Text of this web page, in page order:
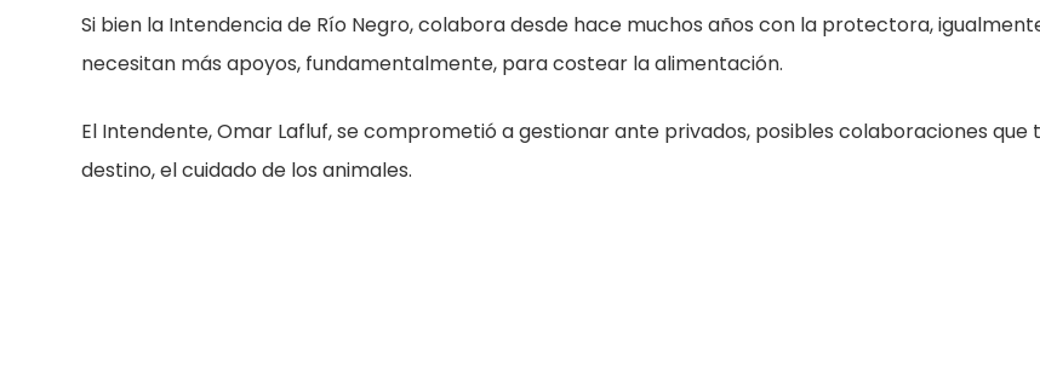
Si bien la Intendencia de Río Negro, colabora desde hace muchos años con la protectora,
necesitan más apoyos, fundamentalmente, para costear la alimentación.
El Intendente, Omar Lafluf, se comprometió a gestionar ante privados, posibles colaboraciones que
destino, el cuidado de los animales.